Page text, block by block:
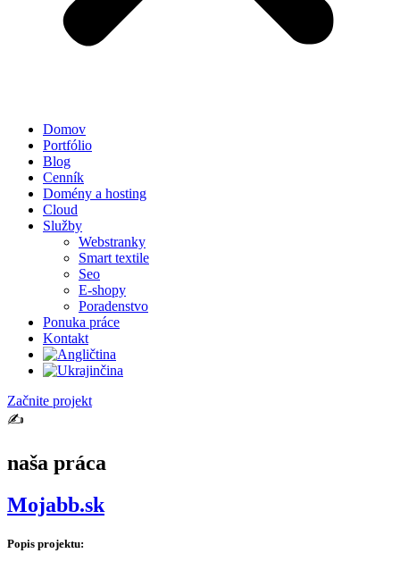
Domov
Portfólio
Blog
Cenník
Domény a hosting
Cloud
Služby
Webstranky
Smart textile
Seo
E-shopy
Poradenstvo
Ponuka práce
Kontakt
Začnite projekt
✍️
naša práca
Mojabb.sk
Popis projektu: